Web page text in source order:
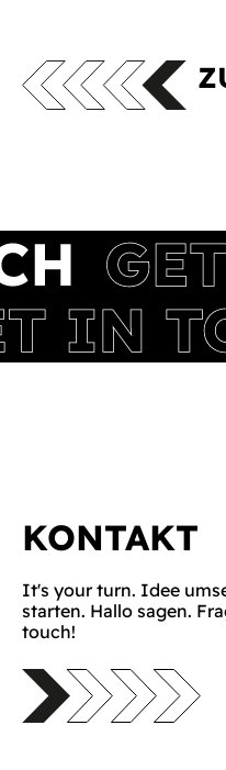
KONTAKT
It's your turn. Idee
starten. Hallo sagen.
touch!